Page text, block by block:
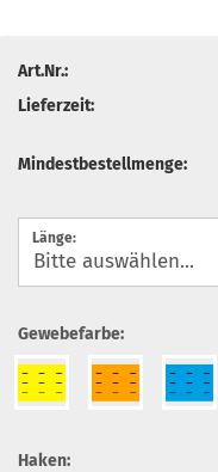
Art.Nr.:
Lieferzeit:
Mindestbestellmenge:
Länge:
Gewebefarbe:
Haken: